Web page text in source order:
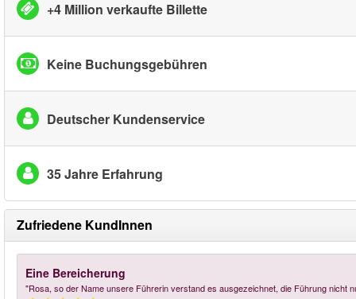
+4 Million verkaufte Billette
Keine Buchungsgebühren
Deutscher Kundenservice
35 Jahre Erfahrung
Zufriedene KundInnen
Eine Bereicherung
"Rosa, so der Name unsere Führerin verstand es ausgezeichnet, die Führung nicht